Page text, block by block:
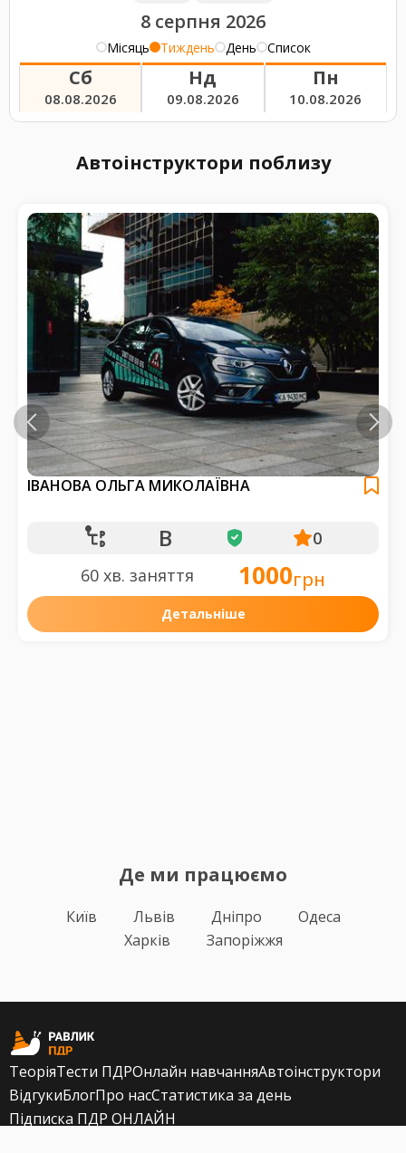
8 серпня 2026
Місяць Тиждень День Список
Сб
08.08.2026
Нд
09.08.2026
Пн
10.08.2026
Автоінструктори поблизу
ІВАНОВА ОЛЬГА МИКОЛАЇВНА
B
0
60 хв. заняття
1000грн
Детальніше
Де ми працюємо
Київ Львів Дніпро
Одеса
Харків
Запоріжжя
ТеоріяТести ПДРОнлайн навчанняАвтоінструктори
ВідгукиБлогПро насСтатистика за день
Підписка ПДР ОНЛАЙН